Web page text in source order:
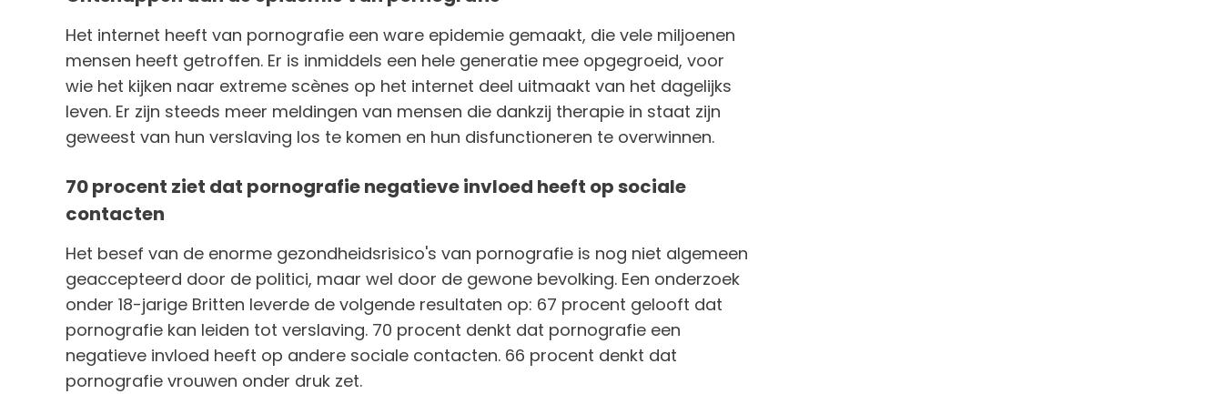
Het internet heeft van pornografie een ware epidemie gemaakt, die vele miljoenen
mensen heeft getroffen. Er is inmiddels een hele generatie mee opgegroeid, voor
wie het kijken naar extreme scènes op het internet deel uitmaakt van het dagelijks
leven. Er zijn steeds meer meldingen van mensen die dankzij therapie in staat zijn
geweest van hun verslaving los te komen en hun disfunctioneren te overwinnen.
70 procent ziet dat pornografie negatieve invloed heeft op sociale
contacten
Het besef van de enorme gezondheidsrisico's van pornografie is nog niet algemeen
geaccepteerd door de politici, maar wel door de gewone bevolking. Een onderzoek
onder 18-jarige Britten leverde de volgende resultaten op: 67 procent gelooft dat
pornografie kan leiden tot verslaving. 70 procent denkt dat pornografie een
negatieve invloed heeft op andere sociale contacten. 66 procent denkt dat
pornografie vrouwen onder druk zet.